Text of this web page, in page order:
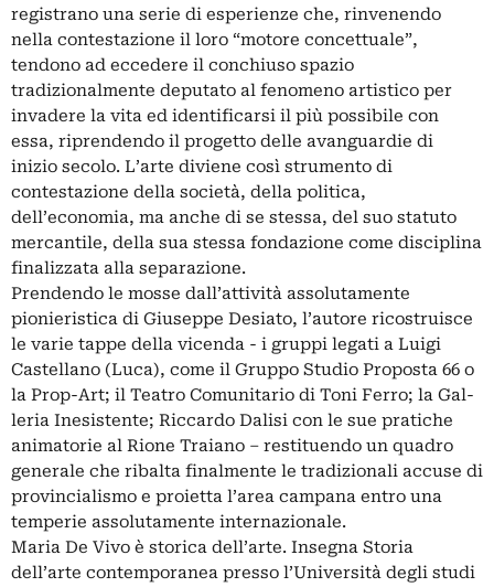
registrano una serie di esperienze che, rinvenendo
nella contestazione il loro “motore concettuale”,
tendono ad eccedere il conchiuso spazio
tradizionalmente de­putato al fenomeno artistico per
invadere la vita ed identificarsi il più possibile con
essa, riprendendo il progetto delle avanguardie di
inizio secolo. L’arte diviene così strumento di
contestazione della società, della politica,
dell’economia, ma anche di se stessa, del suo sta­tuto
mercantile, della sua stessa fondazione come disciplina
finalizzata alla separazione.
Prendendo le mosse dall’attività assolutamente
pionieristica di Giuseppe Desiato, l’autore ricostruisce
le varie tappe della vicenda - i gruppi legati a Luigi
Castellano (Luca), come il Gruppo Studio Proposta 66 o
la Prop-Art; il Teatro Comunitario di Toni Ferro; la Gal­
leria Inesistente; Riccardo Dalisi con le sue pratiche
animatorie al Rione Traiano – resti­tuendo un quadro
generale che ribalta finalmente le tradizionali accuse di
provincialismo e proietta l’area campana entro una
temperie assolutamente internazionale.
Maria De Vivo è storica dell’arte. Insegna Storia
dell’arte contemporanea presso l’Università degli studi